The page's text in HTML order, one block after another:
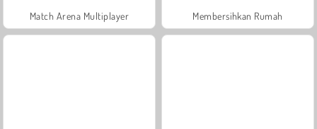
Match Arena Multiplayer Membersihkan Rumah